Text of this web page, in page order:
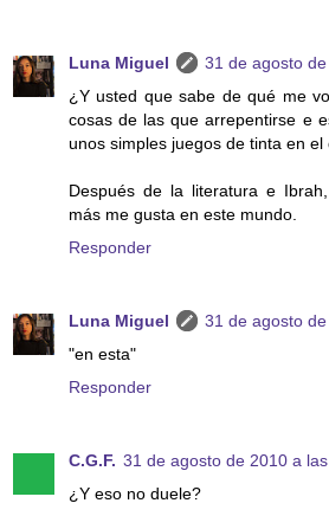
Luna Miguel
31 de agosto
¿Y usted que sabe de qué me
cosas de las que arrepentirse e
unos simples juegos de tinta en el
Después de la literatura e
más me gusta en este mundo.
Responder
Luna Miguel
31 de agosto
"en esta"
Responder
C.G.F. 31 de agosto de 2010 a las
¿Y eso no duele?